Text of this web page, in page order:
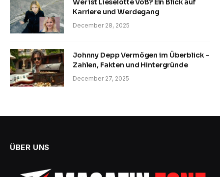
Wer ist Lieselotte Voß? Ein Blick auf
Karriere und Werdegang
December 28, 2025
Johnny Depp Vermögen im Überblick –
Zahlen, Fakten und Hintergründe
December 27, 2025
ÜBER UNS